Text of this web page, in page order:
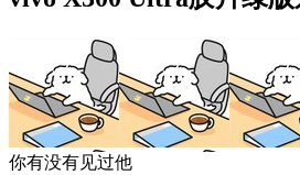
你有没有见过他